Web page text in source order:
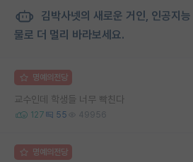
김박사넷의 새로운 거인, 인공지
물로 더 멀리 바라보세요.
명예의전당
교수인데 학생들 너무 빡친다
127 55 49956
명예의전당